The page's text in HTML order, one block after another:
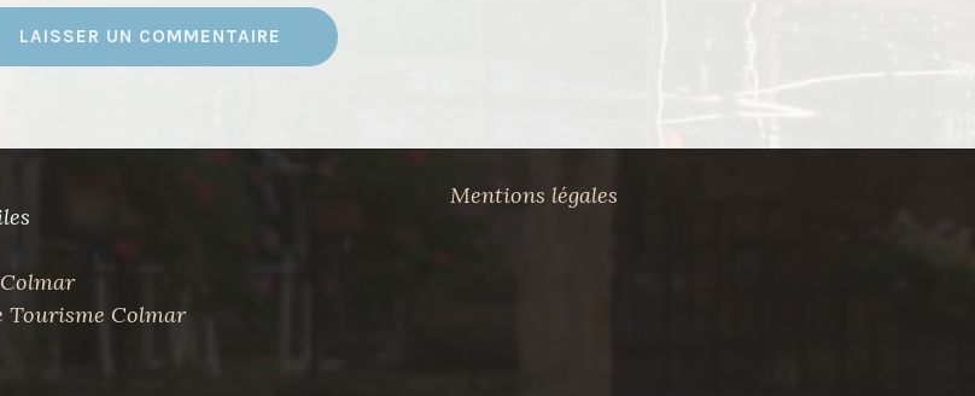
Tourisme Colmar
Mentions légales